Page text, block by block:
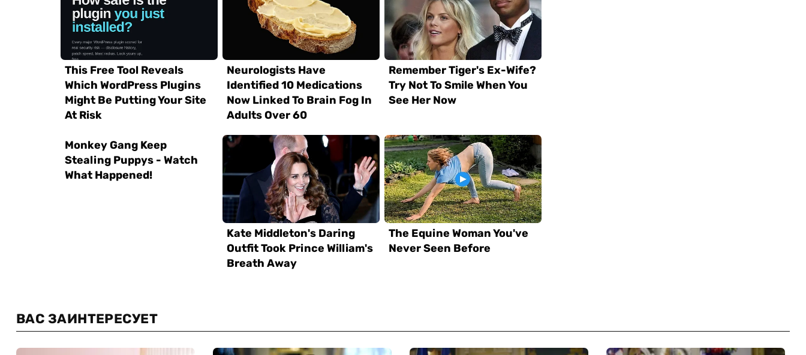
ВАС ЗАИНТЕРЕСУЕТ